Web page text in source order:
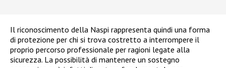
Il riconoscimento della Naspi rappresenta quindi una forma
di protezione per chi si trova costretto a interrompere il
proprio percorso professionale per ragioni legate alla
sicurezza. La possibilità di mantenere un sostegno